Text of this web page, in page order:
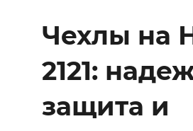
Чехлы на
2121:
защита и